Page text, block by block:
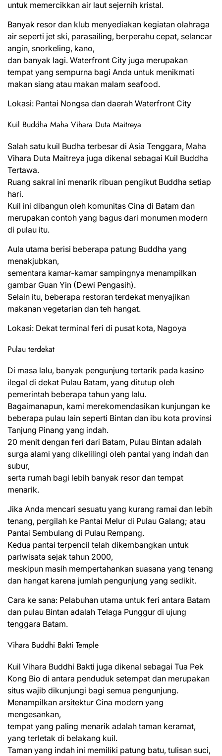
untuk memercikkan air laut sejernih kristal.
Banyak resor dan klub menyediakan kegiatan olahraga
air seperti jet ski, parasailing, berperahu cepat, selancar
angin, snorkeling, kano,
dan banyak lagi. Waterfront City juga merupakan
tempat yang sempurna bagi Anda untuk menikmati
makan siang atau makan malam seafood.
Lokasi: Pantai Nongsa dan daerah Waterfront City
Kuil Buddha Maha Vihara Duta Maitreya
Salah satu kuil Budha terbesar di Asia Tenggara, Maha
Vihara Duta Maitreya juga dikenal sebagai Kuil Buddha
Tertawa.
Ruang sakral ini menarik ribuan pengikut Buddha setiap
hari.
Kuil ini dibangun oleh komunitas Cina di Batam dan
merupakan contoh yang bagus dari monumen modern
di pulau itu.
Aula utama berisi beberapa patung Buddha yang
menakjubkan,
sementara kamar-kamar sampingnya menampilkan
gambar Guan Yin (Dewi Pengasih).
Selain itu, beberapa restoran terdekat menyajikan
makanan vegetarian dan teh hangat.
Lokasi: Dekat terminal feri di pusat kota, Nagoya
Pulau terdekat
Di masa lalu, banyak pengunjung tertarik pada kasino
ilegal di dekat Pulau Batam, yang ditutup oleh
pemerintah beberapa tahun yang lalu.
Bagaimanapun, kami merekomendasikan kunjungan ke
beberapa pulau lain seperti Bintan dan ibu kota provinsi
Tanjung Pinang yang indah.
20 menit dengan feri dari Batam, Pulau Bintan adalah
surga alami yang dikelilingi oleh pantai yang indah dan
subur,
serta rumah bagi lebih banyak resor dan tempat
menarik.
Jika Anda mencari sesuatu yang kurang ramai dan lebih
tenang, pergilah ke Pantai Melur di Pulau Galang; atau
Pantai Sembulang di Pulau Rempang.
Kedua pantai terpencil telah dikembangkan untuk
pariwisata sejak tahun 2000,
meskipun masih mempertahankan suasana yang tenang
dan hangat karena jumlah pengunjung yang sedikit.
Cara ke sana: Pelabuhan utama untuk feri antara Batam
dan pulau Bintan adalah Telaga Punggur di ujung
tenggara Batam.
Vihara Buddhi Bakti Temple
Kuil Vihara Buddhi Bakti juga dikenal sebagai Tua Pek
Kong Bio di antara penduduk setempat dan merupakan
situs wajib dikunjungi bagi semua pengunjung.
Menampilkan arsitektur Cina modern yang
mengesankan,
tempat yang paling menarik adalah taman keramat,
yang terletak di belakang kuil.
Taman yang indah ini memiliki patung batu, tulisan suci,